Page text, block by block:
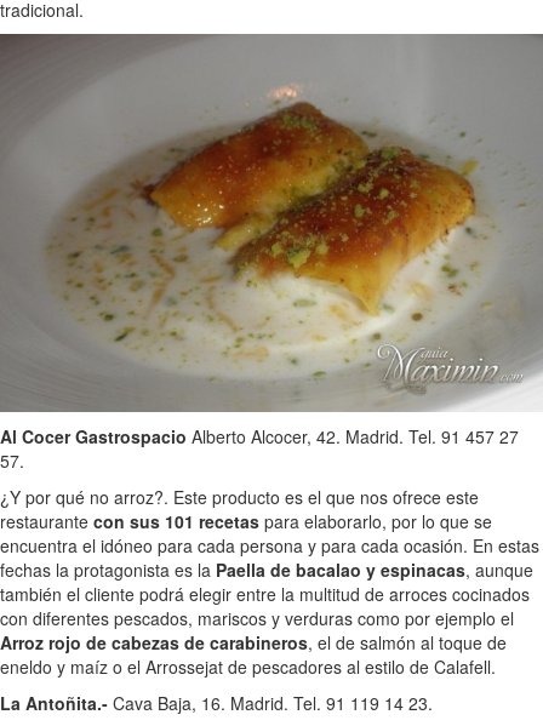
tradicional.
Al Cocer Gastrospacio Alberto Alcocer, 42. Madrid. Tel. 91 457 27
57.
¿Y por qué no arroz?. Este producto es el que nos ofrece este
restaurante con sus 101 recetas para elaborarlo, por lo que se
encuentra el idóneo para cada persona y para cada ocasión. En estas
fechas la protagonista es la Paella de bacalao y espinacas, aunque
también el cliente podrá elegir entre la multitud de arroces cocinados
con diferentes pescados, mariscos y verduras como por ejemplo el
Arroz rojo de cabezas de carabineros, el de salmón al toque de
eneldo y maíz o el Arrossejat de pescadores al estilo de Calafell.
La Antoñita.- Cava Baja, 16. Madrid. Tel. 91 119 14 23.